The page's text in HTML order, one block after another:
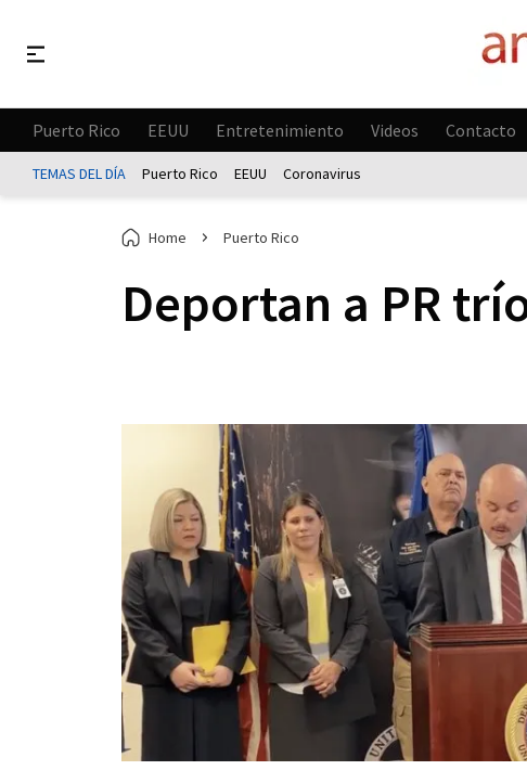
Puerto Rico EEUU Entretenimiento Videos Contacto
TEMAS DEL DÍA Puerto Rico EEUU Coronavirus
Home Puerto Rico
Deportan a PR